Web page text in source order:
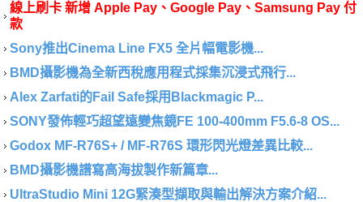
線上刷卡 新增 Apple Pay、Google Pay、Samsung Pay 付
款
Sony推出Cinema Line FX5 全片幅電影機...
BMD攝影機為全新西稅應用程式採集沉浸式飛行...
Alex Zarfati的Fail Safe採用Blackmagic P...
SONY發佈輕巧超望遠變焦鏡FE 100-400mm F5.6-8 OS...
Godox MF-R76S+ / MF-R76S 環形閃光燈差異比較...
BMD攝影機譜寫高海拔製作新篇章...
UltraStudio Mini 12G緊湊型擷取與輸出解決方案介紹...